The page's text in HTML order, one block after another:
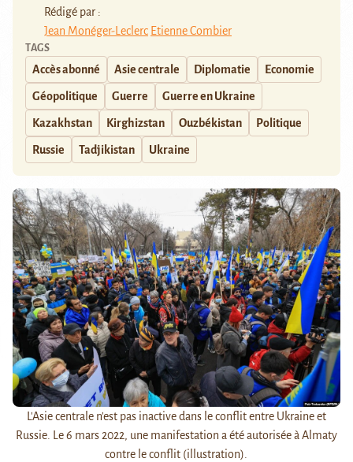
Rédigé par :
Jean Monéger-Leclerc Etienne Combier
TAGS
Accès abonné Asie centrale Diplomatie Economie
Géopolitique Guerre Guerre en Ukraine
Kazakhstan Kirghizstan Ouzbékistan Politique
Russie Tadjikistan Ukraine
L'Asie centrale n'est pas inactive dans le conflit entre Ukraine et
Russie. Le 6 mars 2022, une manifestation a été autorisée à Almaty
contre le conflit (illustration).